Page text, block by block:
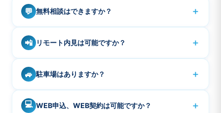
ら承っております。他の方のご案内、契約、外出、リモ
ださい。
💬 無料相談はできますか？ ＋
LINE・お問い合わせフォームからお気軽にご連絡くださ
📲 リモート内見は可能ですか？ ＋
地からご案内します。遠方、海外、時間が取りにくい場
🚙 駐車場はありますか？ ＋
さい。※イオンスタイル品川シーサイドでお買物されると
💻 WEB申込、WEB契約は可能ですか？ ＋